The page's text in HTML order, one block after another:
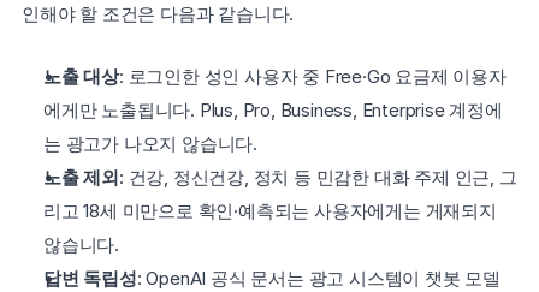
인해야 할 조건은 다음과 같습니다.
노출 대상: 로그인한 성인 사용자 중 Free·Go 요금제 이용자
에게만 노출됩니다. Plus, Pro, Business, Enterprise 계정에
는 광고가 나오지 않습니다.
노출 제외: 건강, 정신건강, 정치 등 민감한 대화 주제 인근, 그
리고 18세 미만으로 확인·예측되는 사용자에게는 게재되지
않습니다.
답변 독립성: OpenAI 공식 문서는 광고 시스템이 챗봇 모델